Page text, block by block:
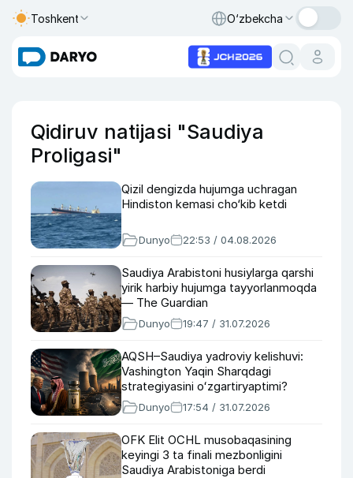
Toshkent O‘zbekcha
Qidiruv natijasi "Saudiya
Proligasi"
Qizil dengizda hujumga uchragan
Hindiston kemasi cho‘kib ketdi
Dunyo 22:53 / 04.08.2026
Saudiya Arabistoni husiylarga qarshi
yirik harbiy hujumga tayyorlanmoqda
— The Guardian
Dunyo 19:47 / 31.07.2026
AQSH–Saudiya yadroviy kelishuvi:
Vashington Yaqin Sharqdagi
strategiyasini oʻzgartiryaptimi?
Dunyo 17:54 / 31.07.2026
OFK Elit OCHL musobaqasining
keyingi 3 ta finali mezbonligini
Saudiya Arabistoniga berdi